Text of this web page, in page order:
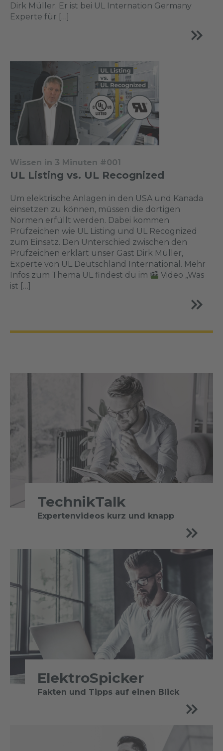
Dirk Müller. Er ist bei UL Internation Germany
Experte für […]
Wissen in 3 Minuten #001
UL Listing vs. UL Recognized
Um elektrische Anlagen in den USA und Kanada
einsetzen zu können, müssen die dortigen
Normen erfüllt werden. Dabei kommen
Prüfzeichen wie UL Listing und UL Recognized
zum Einsatz. Den Unterschied zwischen den
Prüfzeichen erklärt unser Gast Dirk Müller,
Experte von UL Deutschland International. Mehr
Infos zum Thema UL findest du im
Video „Was
ist […]
TechnikTalk
Expertenvideos kurz und knapp
ElektroSpicker
Fakten und Tipps auf einen Blick